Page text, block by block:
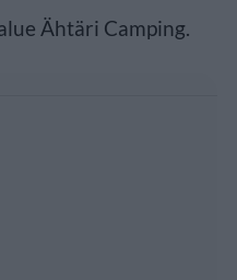
Ähtäri Camping.